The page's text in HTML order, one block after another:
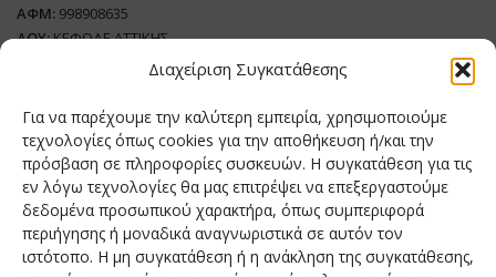
Διαχείριση Συγκατάθεσης
Για να παρέχουμε την καλύτερη εμπειρία, χρησιμοποιούμε
τεχνολογίες όπως cookies για την αποθήκευση ή/και την
πρόσβαση σε πληροφορίες συσκευών. Η συγκατάθεση για τις
εν λόγω τεχνολογίες θα μας επιτρέψει να επεξεργαστούμε
δεδομένα προσωπικού χαρακτήρα, όπως συμπεριφορά
περιήγησης ή μοναδικά αναγνωριστικά σε αυτόν τον
ιστότοπο. Η μη συγκατάθεση ή η ανάκληση της συγκατάθεσης,
ΑΦΜ: 998908635
ΔΟΥ:ΚΕΦΟΔΕ ΑΤΤΙΚΗΣ
Όνομα Ιδιοκτήτη και Νόμιμο Πρόσωπο: Θεόδωρος Δημητριάδης
Διευθυντής Σύνταξης:Ευθυμιάτου Μαίρη
Domain:grillmagazine.gr
Δικαιούχος Domain:Θεόδωρος Δημητριάδης
Διευθυντής:Θεόδωρος Δημητριάδης
Διαχειριστής:Θεόδωρος Δημητριάδης
Δήλωση Συμμόρφωσης